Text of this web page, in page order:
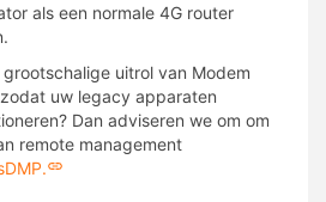
als een normale 4G router
uitrol van Modem
uw legacy apparaten
Dan adviseren we om om
remote management